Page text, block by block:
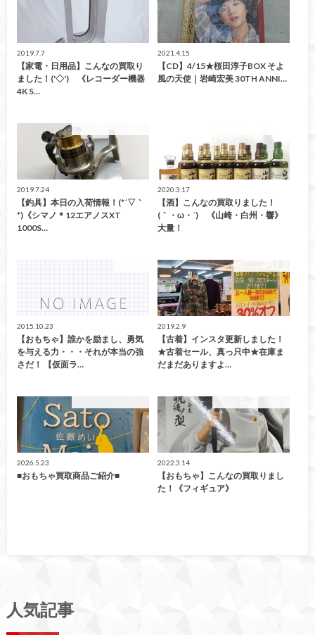
2019.7.7
【家電・日用品】こんなの買取り
ました！('◇')ゞ《レコーダー機器
4K S…
2021.4.15
【CD】4/15★桜田淳子BOX そよ
風の天使｜岩崎宏美 30TH ANNI…
2019.7.24
【釣具】本日の入荷情報！(*´▽｀
*)《シマノ＊12エアノスXT
1000S…
2020.3.17
【酒】こんなの買取りました！
(｀・ω・´)ゞ《山崎・白州・響》
大量！
2015.10.23
【おもちゃ】誰かを励まし、勇気
を与える力・・・それが本当の強
さだ！ 【仮面ラ…
2019.2.9
【古着】インスタ更新しました！
★古着セール、真っ只中★在庫ま
だまだありますよ…
2026.5.23
■おもちゃ買取商品ご紹介■
2022.3.14
【おもちゃ】こんなの買取りまし
た！《フィギュア》
人気記事